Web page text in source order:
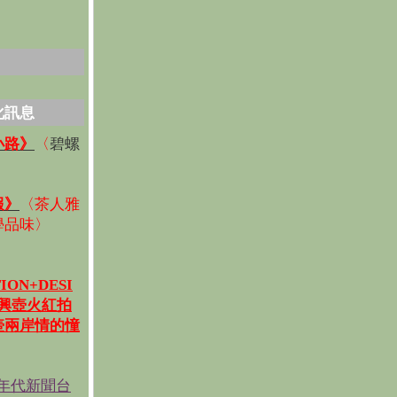
訊息
》 〈碧螺
〈茶人雅
味〉
壺火紅拍
岸情的憧
代新聞台